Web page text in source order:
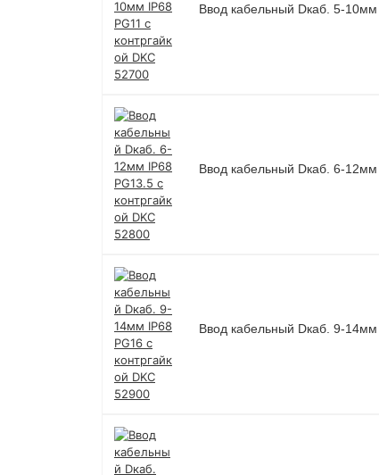
Ввод кабельный Dкаб. 5-10мм
Ввод кабельный Dкаб. 6-12мм
Ввод кабельный Dкаб. 9-14мм